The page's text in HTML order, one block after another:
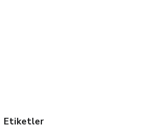
Etiketler